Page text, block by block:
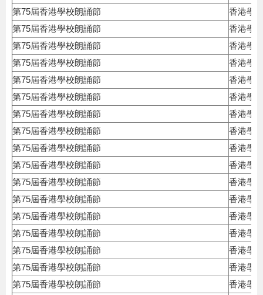
第75屆香港學校朗誦節
香港學
第75屆香港學校朗誦節
香港學
第75屆香港學校朗誦節
香港學
第75屆香港學校朗誦節
香港學
第75屆香港學校朗誦節
香港學
第75屆香港學校朗誦節
香港學
第75屆香港學校朗誦節
香港學
第75屆香港學校朗誦節
香港學
第75屆香港學校朗誦節
香港學
第75屆香港學校朗誦節
香港學
第75屆香港學校朗誦節
香港學
第75屆香港學校朗誦節
香港學
第75屆香港學校朗誦節
香港學
第75屆香港學校朗誦節
香港學
第75屆香港學校朗誦節
香港學
第75屆香港學校朗誦節
香港學
第75屆香港學校朗誦節
香港學